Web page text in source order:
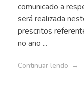
comunicado a
será realizada
prescritos
no ano ...
Continuar lendo